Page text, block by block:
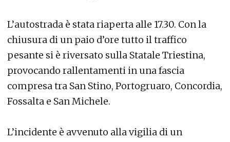
L’autostrada è stata riaperta alle 17.30. Con la
chiusura di un paio d’ore tutto il traffico
pesante si è riversato sulla Statale Triestina,
provocando rallentamenti in una fascia
compresa tra San Stino, Portogruaro, Concordia,
Fossalta e San Michele.
L’incidente è avvenuto alla vigilia di un